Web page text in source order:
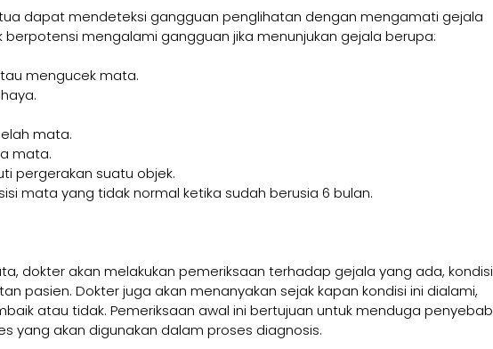
dapat mendeteksi gangguan penglihatan dengan mengamati gejala
berpotensi mengalami gangguan jika menunjukan gejala berupa:
mengucek mata.
mata.
mata.
pergerakan suatu objek.
mata yang tidak normal ketika sudah berusia 6 bulan.
dokter akan melakukan pemeriksaan terhadap gejala yang ada, kondisi
pasien. Dokter juga akan menanyakan sejak kapan kondisi ini dialami,
atau tidak. Pemeriksaan awal ini bertujuan untuk menduga penyebab
yang akan digunakan dalam proses diagnosis.